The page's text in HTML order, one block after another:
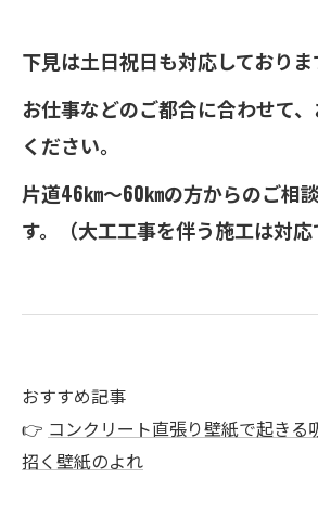
下見は土日祝日も対応しておりま
お仕事などのご都合に合わせて
ください。
片道46㎞～60㎞の方からのご相
す。（大工工事を伴う施工は対応
おすすめ記事
👉 コンクリート直張り壁紙で起きる
招く壁紙のよれ